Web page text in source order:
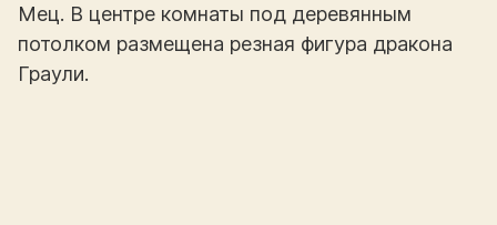
Мец. В центре комнаты под деревянным
потолком размещена резная фигура дракона
Граули.